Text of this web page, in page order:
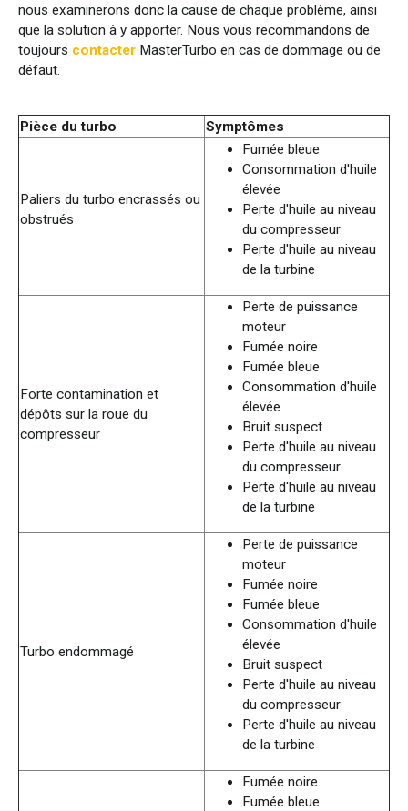
nous examinerons donc la cause de chaque problème, ainsi
que la solution à y apporter. Nous vous recommandons de
toujours contacter MasterTurbo en cas de dommage ou de
défaut.
Pièce du turbo Symptômes
Paliers du turbo encrassés ou
obstrués
Fumée bleue
Consommation d'huile
élevée
Perte d'huile au niveau
du compresseur
Perte d'huile au niveau
de la turbine
Forte contamination et
dépôts sur la roue du
compresseur
Perte de puissance
moteur
Fumée noire
Fumée bleue
Consommation d'huile
élevée
Bruit suspect
Perte d'huile au niveau
du compresseur
Perte d'huile au niveau
de la turbine
Turbo endommagé
Perte de puissance
moteur
Fumée noire
Fumée bleue
Consommation d'huile
élevée
Bruit suspect
Perte d'huile au niveau
du compresseur
Perte d'huile au niveau
de la turbine
Fumée noire
Fumée bleue